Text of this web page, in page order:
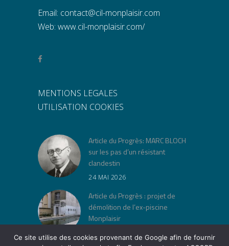
Email: contact@cil-monplaisir.com
Web: www.cil-monplaisir.com/
MENTIONS LEGALES
UTILISATION COOKIES
Article du Progrès: MARC BLOCH
sur les pas d’un résistant
clandestin
24 MAI 2026
Article du Progrès : projet de
démolition de l’ex-piscine
Monplaisir
Ce site utilise des cookies provenant de Google afin de fournir